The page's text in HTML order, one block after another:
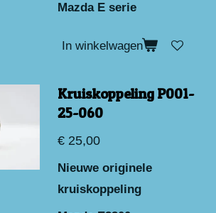
Mazda E serie
In winkelwagen
Kruiskoppeling P001-
25-060
€ 25,00
Nieuwe originele
kruiskoppeling